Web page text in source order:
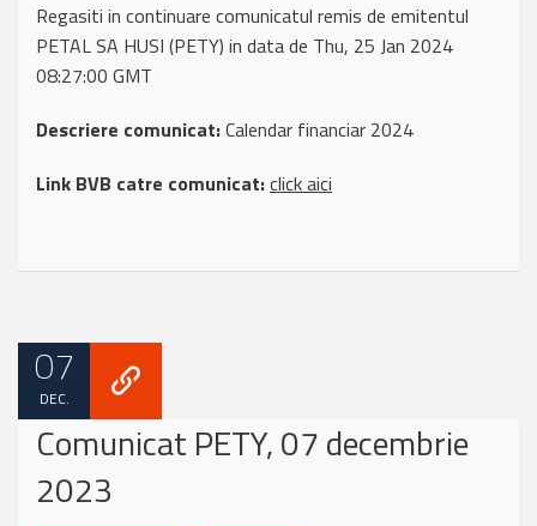
Regasiti in continuare comunicatul remis de emitentul
PETAL SA HUSI (PETY) in data de Thu, 25 Jan 2024
08:27:00 GMT
Descriere comunicat:Calendar financiar 2024
Link BVB catre comunicat:click aici
07
DEC.
Comunicat PETY, 07 decembrie
2023